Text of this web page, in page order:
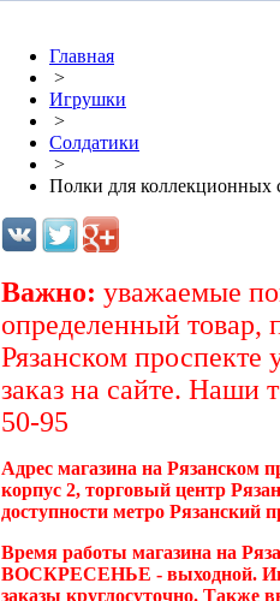
Главная
>
Игрушки
>
Солдатики
>
Полки для коллекционных
Важно: уважаемые
определенный товар,
Рязанском проспекте
заказ на сайте. Наши
50-95
Адрес магазина на Рязанском
корпус 2, торговый центр
доступности метро Рязанский
Время работы магазина на
ВОСКРЕСЕНЬЕ - выходной.
заказы круглосуточно. Также